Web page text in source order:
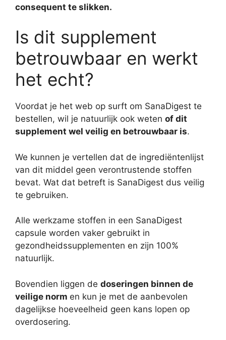
consequent te slikken.
Is dit supplement
betrouwbaar en werkt
het echt?
Voordat je het web op surft om SanaDigest te
bestellen, wil je natuurlijk ook weten of dit
supplement wel veilig en betrouwbaar is.
We kunnen je vertellen dat de ingrediëntenlijst
van dit middel geen verontrustende stoffen
bevat. Wat dat betreft is SanaDigest dus veilig
te gebruiken.
Alle werkzame stoffen in een SanaDigest
capsule worden vaker gebruikt in
gezondheidssupplementen en zijn 100%
natuurlijk.
Bovendien liggen de doseringen binnen de
veilige norm en kun je met de aanbevolen
dagelijkse hoeveelheid geen kans lopen op
overdosering.